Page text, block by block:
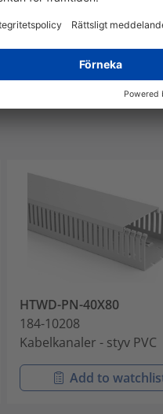
-5°C till
HTWD-PN-40X80
184-10208
Kabelkanaler - styv PVC
Add to